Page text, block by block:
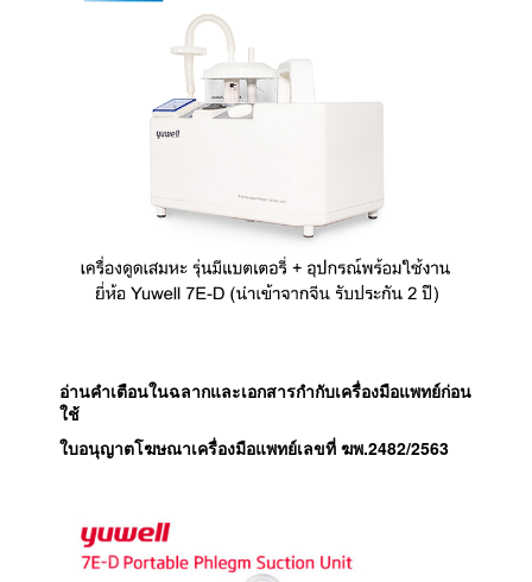
อ่านคำเตือนในฉลากและเอกสารกำกับเครื่องมือแพทย์ก่อน
ใช้
ใบอนุญาตโฆษณาเครื่องมือแพทย์เลขที่ ฆพ.2482/2563